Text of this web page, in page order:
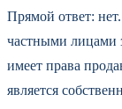
Прямой ответ:
частными лицами
имеет права
является